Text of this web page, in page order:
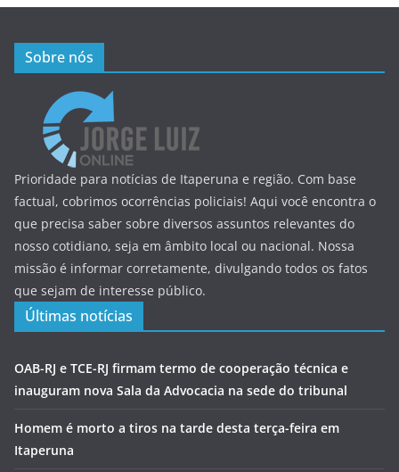
Sobre nós
Prioridade para notícias de Itaperuna e região. Com base
factual, cobrimos ocorrências policiais! Aqui você encontra o
que precisa saber sobre diversos assuntos relevantes do
nosso cotidiano, seja em âmbito local ou nacional. Nossa
missão é informar corretamente, divulgando todos os fatos
que sejam de interesse público.
Últimas notícias
OAB-RJ e TCE-RJ firmam termo de cooperação técnica e
inauguram nova Sala da Advocacia na sede do tribunal
Homem é morto a tiros na tarde desta terça-feira em
Itaperuna